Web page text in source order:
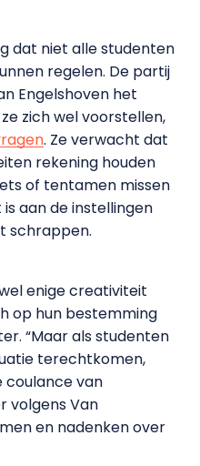
dat niet alle studenten
regelen. De partij
Engelshoven het
zich wel voorstellen,
. Ze verwacht dat
rekening houden
of tentamen missen
aan de instellingen
schrappen.
enige creativiteit
op hun bestemming
“Maar als studenten
terechtkomen,
coulance van
volgens Van
en nadenken over